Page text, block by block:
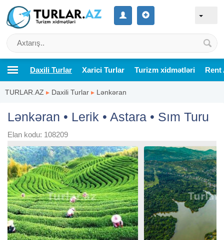
Daxili Turlar Xarici Turlar Turizm xidmətləri Rent
TURLAR.AZ ▸ Daxili Turlar ▸ Lənkəran
Lənkəran • Lerik • Astara • Sım Turu
Elan kodu: 108209